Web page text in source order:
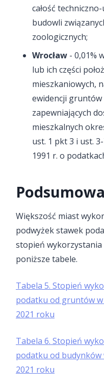
całość
budowli
zoologicznych;
Wrocław - 0,01%
lub ich części
mieszkaniowych,
ewidencji gruntów
zapewniających
mieszkalnych
ust. 1 pkt 3 i ust.
1991 r. o
Większość miast
podwyżek stawek
stopień
poniższe tabele.
Tabela 5. Stopień
podatku od gruntów
2021 roku
Tabela 6. Stopień
podatku od budynków
2021 roku